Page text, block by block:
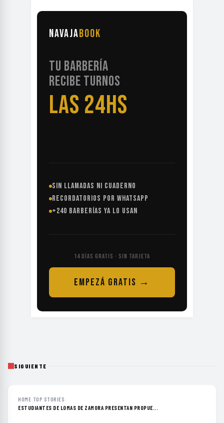
NAVAJABOOK
TU BARBERÍA
RECIBE TURNOS
LAS 24HS
SIN LLAMADAS NI CUADERNO
RECORDATORIOS POR WHATSAPP
+240 BARBERÍAS YA LO USAN
14 DÍAS GRATIS · SIN TARJETA
EMPEZÁ GRATIS →
SIGUIENTE
HOME› TOP STORIES›
ESTUDIANTES DE LOMAS DE ZAMORA PRESENTAN PROPUE...